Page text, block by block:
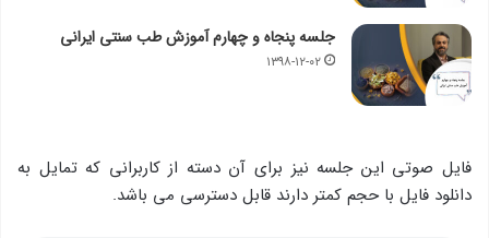
جلسه پنجاه و چهارم آموزش طب سنتی ایرانی
۱۳۹۸-۱۲-۰۲
فایل صوتی این جلسه نیز برای آن دسته از کاربرانی که تمایل به
دانلود فایل با حجم کمتر دارند قابل دسترسی می باشد.